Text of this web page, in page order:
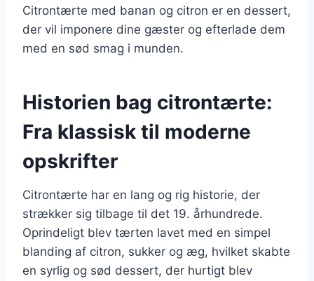
Citrontærte med banan og citron er en dessert,
der vil imponere dine gæster og efterlade dem
med en sød smag i munden.
Historien bag citrontærte:
Fra klassisk til moderne
opskrifter
Citrontærte har en lang og rig historie, der
strækker sig tilbage til det 19. århundrede.
Oprindeligt blev tærten lavet med en simpel
blanding af citron, sukker og æg, hvilket skabte
en syrlig og sød dessert, der hurtigt blev